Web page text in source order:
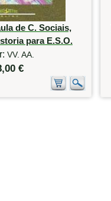
de C. Sociais,
para E.S.O.
VV. AA.
€